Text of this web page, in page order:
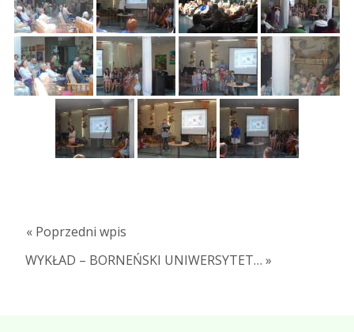
« Poprzedni wpis
WYKŁAD – BORNEŃSKI UNIWERSYTET… »